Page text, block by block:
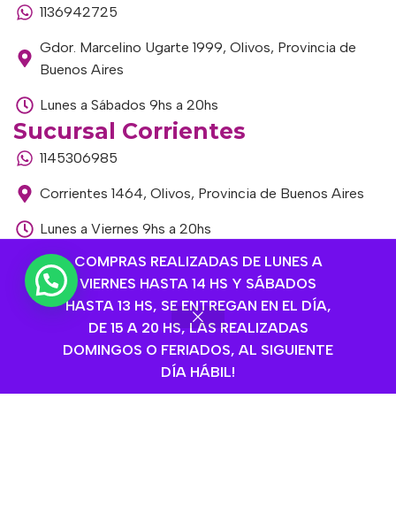
COMPRAS REALIZADAS DE LUNES A
VIERNES HASTA 14 HS Y SÁBADOS
HASTA 13 HS, SE ENTREGAN EN EL DÍA,
DE 15 A 20 HS, LAS REALIZADAS
DOMINGOS O FERIADOS, AL SIGUIENTE
DÍA HÁBIL!
1136942725
Gdor. Marcelino Ugarte 1999, Olivos, Provincia de
Buenos Aires
Lunes a Sábados 9hs a 20hs
Sucursal Corrientes
1145306985
Corrientes 1464, Olivos, Provincia de Buenos Aires
Lunes a Viernes 9hs a 20hs
Sábados de 9hs a 15hs
Sucursal Libertador
1168893524
Av. del Libertador 1915, Vte. López, Provincia de